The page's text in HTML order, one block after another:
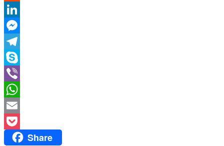
Reddit
LinkedIn
Messenger
Telegram
Skype
Viber
WhatsApp
Email
Pocket Share